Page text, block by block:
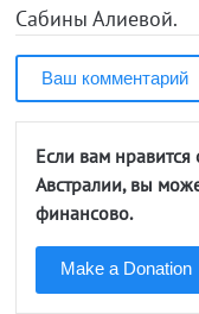
Сабины Алиевой.
Ваш комментарий
Если вам нравится
Австралии, вы
финансово.
Make a Donation